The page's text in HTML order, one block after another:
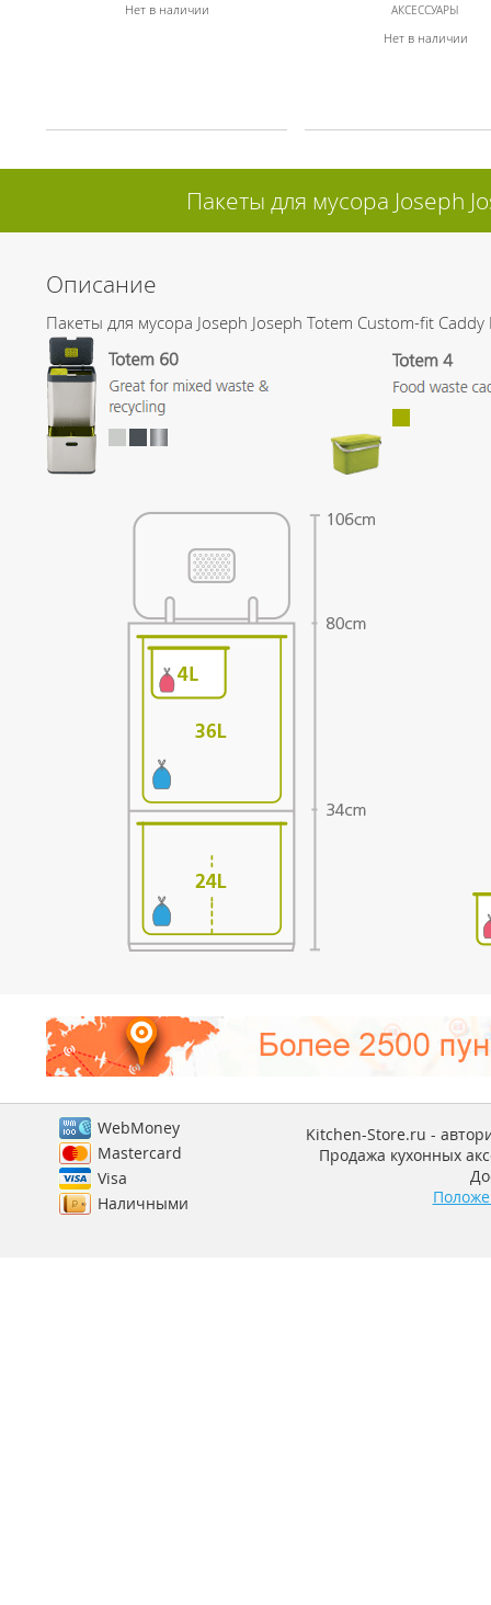
Нет в наличии
АКСЕССУАРЫ
Нет в наличии
Пакеты для мусора Joseph
Описание
Пакеты для мусора Joseph Joseph Totem Custom-fit
WebMoney
Mastercard
Visa
Наличными
Kitchen-Store.ru -
Продажа кухонных